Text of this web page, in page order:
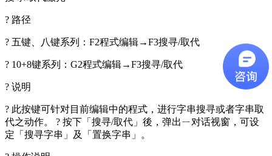
? 路径
? 五键、八键系列：F2程式编辑→F3搜寻/取代
? 10+8键系列：G2程式编辑→F3搜寻/取代
? 说明
? 此按键可针对目前编辑中的程式，进行字串搜寻或者字串取
代之动作。 ? 按下「搜寻/取代」後，弹出ㄧ对话视窗，可设
定「搜寻字串」及「置换字串」。